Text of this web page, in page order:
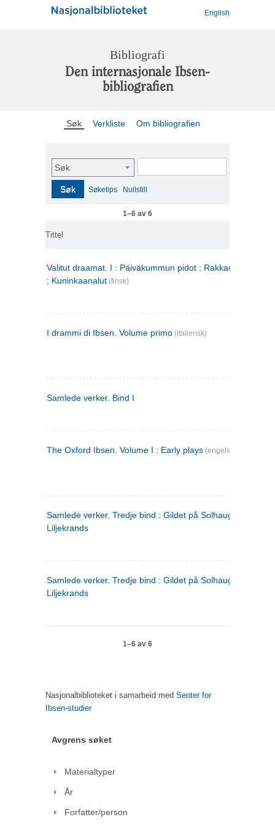
English
Bibliografi
Den internasjonale Ibsen-
bibliografien
Søk Verkliste Om bibliografien
Søk
Søk Søketips Nullstill
1–6 av 6
Tittel
Valitut draamat. I : Päiväkummun pidot ; Rakkauden
; Kuninkaanalut (finsk)
I drammi di Ibsen. Volume primo (italiensk)
Samlede verker. Bind I
The Oxford Ibsen. Volume I : Early plays (engelsk)
Samlede verker. Tredje bind : Gildet på Solhaug ; Olaf
Liljekrands
Samlede verker. Tredje bind : Gildet på Solhaug ; Olaf
Liljekrands
1–6 av 6
Nasjonalbiblioteket i samarbeid med Senter for
Ibsen-studier
Avgrens søket
Materialtyper
År
Forfatter/person